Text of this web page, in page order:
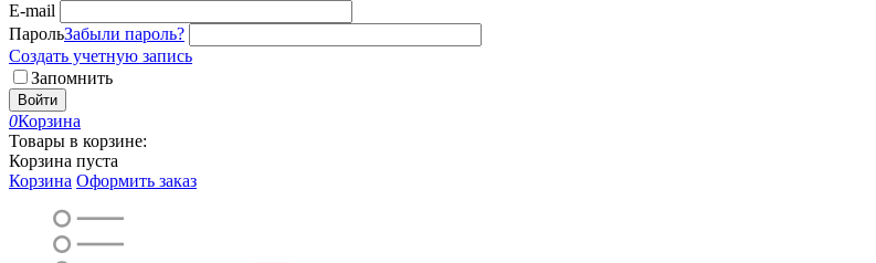
E-mail
ПарольЗабыли пароль?
Создать учетную запись
Запомнить
Войти
0Корзина
Товары в корзине:
Корзина пуста
Корзина Оформить заказ